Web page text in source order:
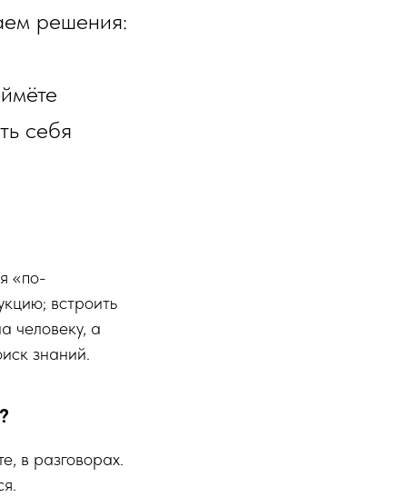
решения:
себя
«по-
встроить
человеку, а
знаний.
в разговорах.